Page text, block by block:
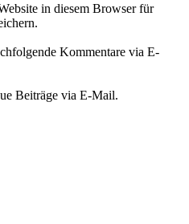
in diesem Browser für
Kommentare via E-
Beiträge via E-Mail.